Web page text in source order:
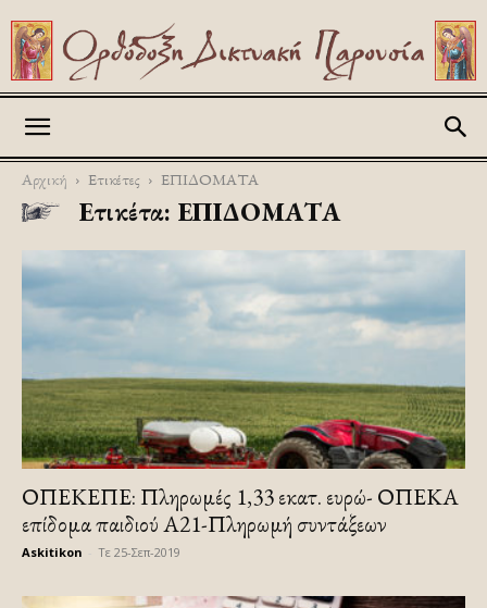
Αρχική Ετικέτες ΕΠΙΔΟΜΑΤΑ
Ετικέτα: ΕΠΙΔΟΜΑΤΑ
ΟΠΕΚΕΠΕ: Πληρωμές 1,33 εκατ. ευρώ- ΟΠΕΚΑ
επίδομα παιδιού Α21-Πληρωμή συντάξεων
Askitikon Τε 25-Σεπ-2019